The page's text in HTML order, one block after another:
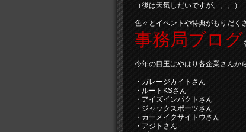
（後は天気しだいですが。。。）
色々とイベントや特典がもりだく
事務局ブログ
今年の目玉はやはり各企業さんか
・ガレージカイトさん
・ルートKSさん
・アイズインパクトさん
・ジャックスポーツさん
・カーメイクサイトウさん
・アジトさん